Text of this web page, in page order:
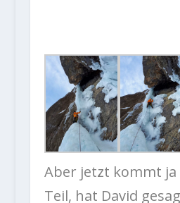
Aber jetzt kommt ja
Teil, hat David